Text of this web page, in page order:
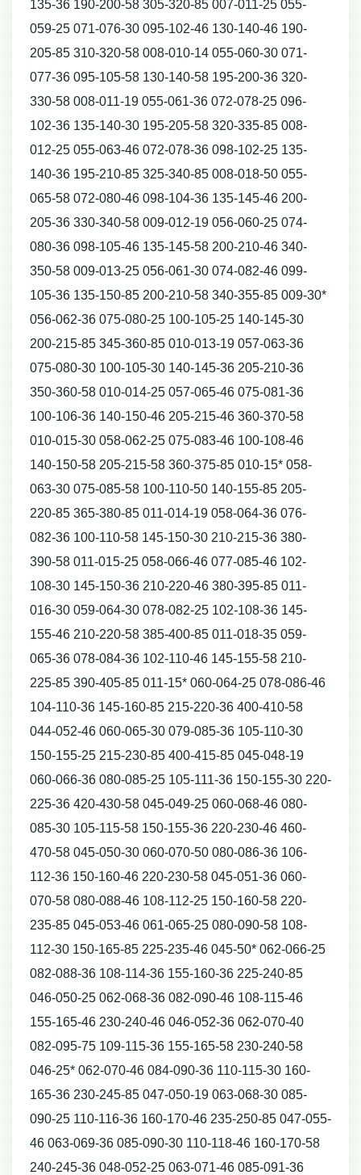
135-36 190-200-58 305-320-85 007-011-25 055-
059-25 071-076-30 095-102-46 130-140-46 190-
205-85 310-320-58 008-010-14 055-060-30 071-
077-36 095-105-58 130-140-58 195-200-36 320-
330-58 008-011-19 055-061-36 072-078-25 096-
102-36 135-140-30 195-205-58 320-335-85 008-
012-25 055-063-46 072-078-36 098-102-25 135-
140-36 195-210-85 325-340-85 008-018-50 055-
065-58 072-080-46 098-104-36 135-145-46 200-
205-36 330-340-58 009-012-19 056-060-25 074-
080-36 098-105-46 135-145-58 200-210-46 340-
350-58 009-013-25 056-061-30 074-082-46 099-
105-36 135-150-85 200-210-58 340-355-85 009-30*
056-062-36 075-080-25 100-105-25 140-145-30
200-215-85 345-360-85 010-013-19 057-063-36
075-080-30 100-105-30 140-145-36 205-210-36
350-360-58 010-014-25 057-065-46 075-081-36
100-106-36 140-150-46 205-215-46 360-370-58
010-015-30 058-062-25 075-083-46 100-108-46
140-150-58 205-215-58 360-375-85 010-15* 058-
063-30 075-085-58 100-110-50 140-155-85 205-
220-85 365-380-85 011-014-19 058-064-36 076-
082-36 100-110-58 145-150-30 210-215-36 380-
390-58 011-015-25 058-066-46 077-085-46 102-
108-30 145-150-36 210-220-46 380-395-85 011-
016-30 059-064-30 078-082-25 102-108-36 145-
155-46 210-220-58 385-400-85 011-018-35 059-
065-36 078-084-36 102-110-46 145-155-58 210-
225-85 390-405-85 011-15* 060-064-25 078-086-46
104-110-36 145-160-85 215-220-36 400-410-58
044-052-46 060-065-30 079-085-36 105-110-30
150-155-25 215-230-85 400-415-85 045-048-19
060-066-36 080-085-25 105-111-36 150-155-30 220-
225-36 420-430-58 045-049-25 060-068-46 080-
085-30 105-115-58 150-155-36 220-230-46 460-
470-58 045-050-30 060-070-50 080-086-36 106-
112-36 150-160-46 220-230-58 045-051-36 060-
070-58 080-088-46 108-112-25 150-160-58 220-
235-85 045-053-46 061-065-25 080-090-58 108-
112-30 150-165-85 225-235-46 045-50* 062-066-25
082-088-36 108-114-36 155-160-36 225-240-85
046-050-25 062-068-36 082-090-46 108-115-46
155-165-46 230-240-46 046-052-36 062-070-40
082-095-75 109-115-36 155-165-58 230-240-58
046-25* 062-070-46 084-090-36 110-115-30 160-
165-36 230-245-85 047-050-19 063-068-30 085-
090-25 110-116-36 160-170-46 235-250-85 047-055-
46 063-069-36 085-090-30 110-118-46 160-170-58
240-245-36 048-052-25 063-071-46 085-091-36